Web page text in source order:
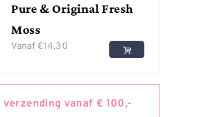
Pure & Original Fresh
Moss
Vanaf €14,30
verzending vanaf € 100,-